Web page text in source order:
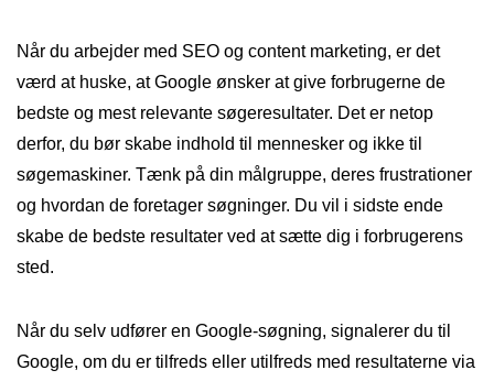
Når du arbejder med SEO og content marketing, er det
værd at huske, at Google ønsker at give forbrugerne de
bedste og mest relevante søgeresultater. Det er netop
derfor, du bør skabe indhold til mennesker og ikke til
søgemaskiner. Tænk på din målgruppe, deres frustrationer
og hvordan de foretager søgninger. Du vil i sidste ende
skabe de bedste resultater ved at sætte dig i forbrugerens
sted.
Når du selv udfører en Google-søgning, signalerer du til
Google, om du er tilfreds eller utilfreds med resultaterne via